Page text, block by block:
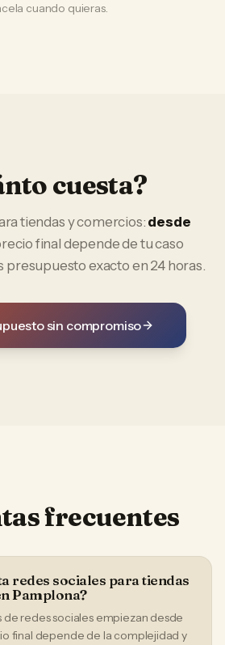
cuando quieras.
cuesta?
tiendas y comercios: desde
final depende de tu caso
presupuesto exacto en 24 horas.
sin compromiso
frecuentes
redes sociales para tiendas
Pamplona?
de redes sociales empiezan desde
final depende de la complejidad y